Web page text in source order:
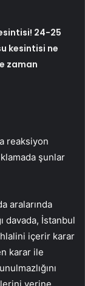
24-25
kesintisi ne
zaman
reaksiyon
şunlar
aralarında
davada, İstanbul
içerir karar
karar ile